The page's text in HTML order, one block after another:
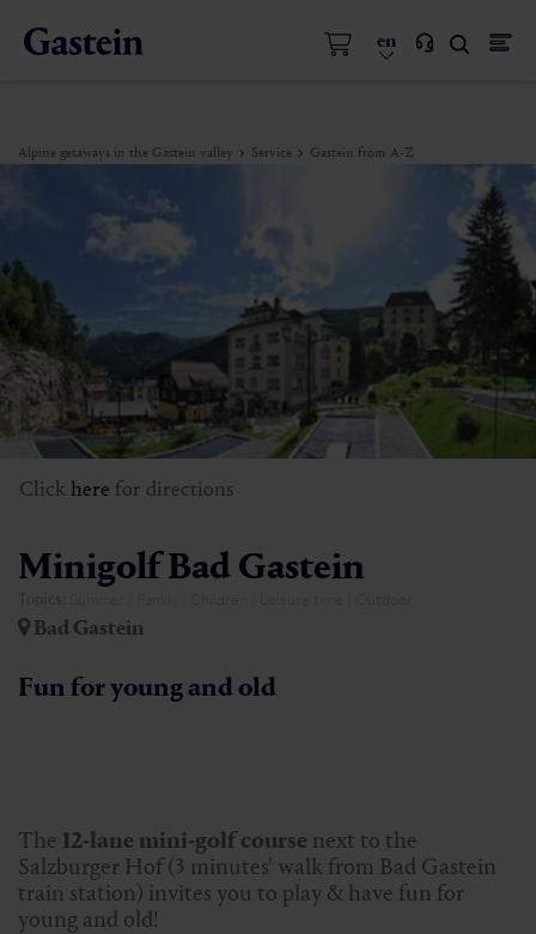
en
Alpine getaways in the Gastein valley Service Gastein from A-Z
Click here for directions
Minigolf Bad Gastein
Bad Gastein
Fun for young and old
The 12-lane mini-golf course next to the
Salzburger Hof (3 minutes' walk from Bad Gastein
train station) invites you to play & have fun for
young and old!